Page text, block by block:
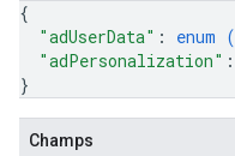
{
"adUserData" : enum (
"adPersonalization" :
}
Champs